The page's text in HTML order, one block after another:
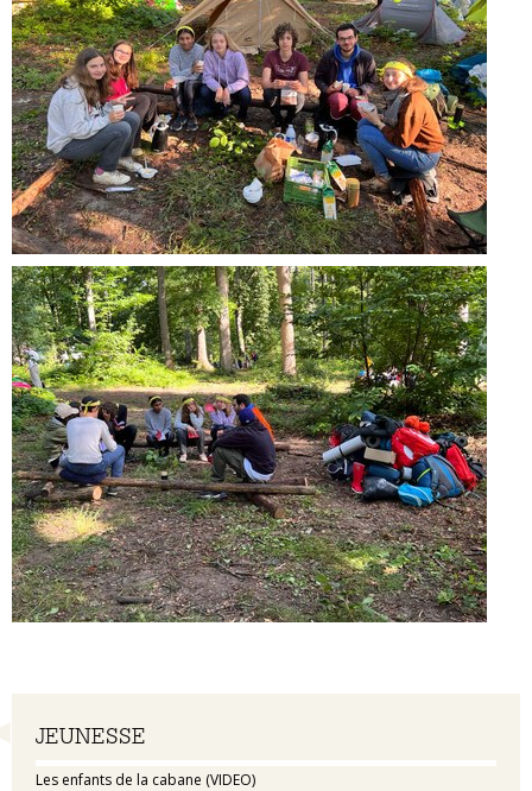
Navigation
JEUNESSE
Les enfants de la cabane (VIDEO)